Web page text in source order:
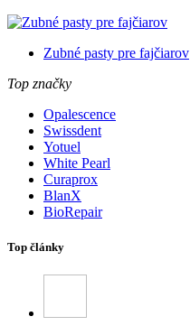
Zubné pasty pre fajčiarov
Top značky
Opalescence
Swissdent
Yotuel
White Pearl
Curaprox
BlanX
BioRepair
Top články